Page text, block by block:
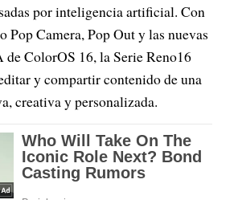
por inteligencia artificial. Con
Pop Camera, Pop Out y las nuevas
de ColorOS 16, la Serie Reno16
y compartir contenido de una
creativa y personalizada.